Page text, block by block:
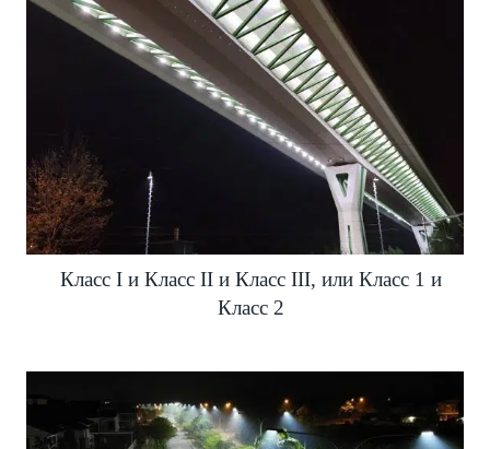
Класс I и Класс II и Класс III, или Класс 1 и
Класс 2